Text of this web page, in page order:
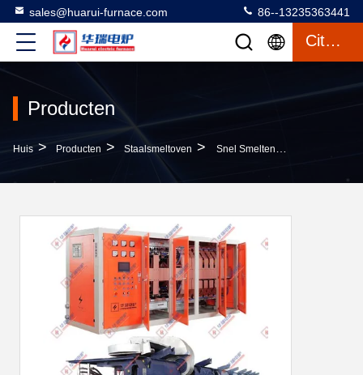
sales@huarui-furnace.com 86--13235363441
Citaat
Producten
Huis > Producten > Staalsmeltoven > Snel Smeltend, Geruisloos, Met Weinig Storing, Staalsmeltoven